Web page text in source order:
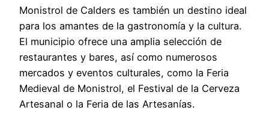
Monistrol de Calders es también un destino ideal
para los amantes de la gastronomía y la cultura.
El municipio ofrece una amplia selección de
restaurantes y bares, así como numerosos
mercados y eventos culturales, como la Feria
Medieval de Monistrol, el Festival de la Cerveza
Artesanal o la Feria de las Artesanías.